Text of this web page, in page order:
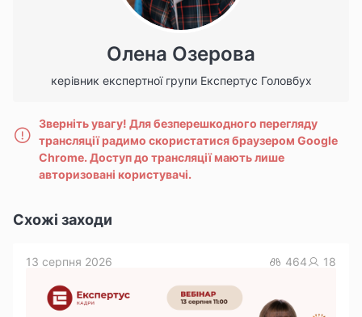
Олена Озерова
керівник експертної групи Експертус Головбух
Зверніть увагу! Для безперешкодного перегляду
трансляції радимо скористатися браузером Google
Chrome. Доступ до трансляції мають лише
авторизовані користувачі.
Схожі заходи
13 серпня 2026 464 18